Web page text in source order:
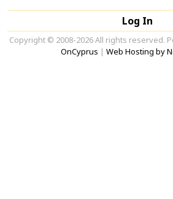
Log In
Copyright © 2008-2026 All rights reserved.
OnCyprus | Web Hosting by